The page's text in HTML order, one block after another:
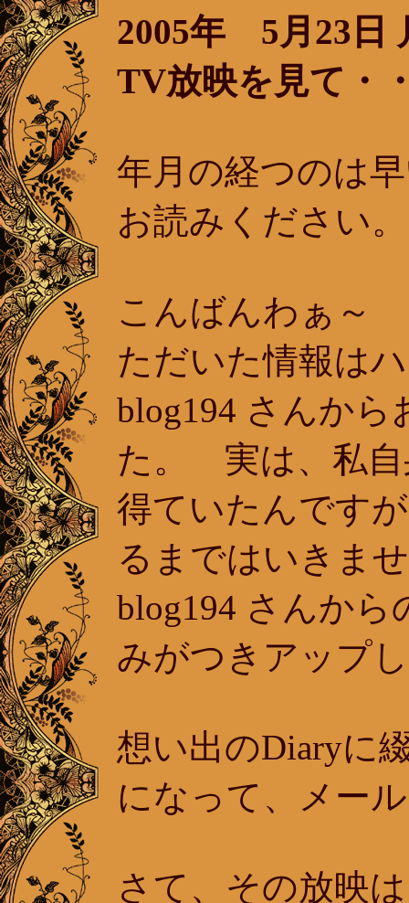
2005年 5月23日
TV放映を見て・
年月の経つのは
お読みください。
こんばんわぁ～
ただいた情報は
blog194 さんか
た。 実は、私自
得ていたんです
るまではいき
blog194 さんか
みがつきアップ
想い出のDiaryに
になって、メー
さて、その放映